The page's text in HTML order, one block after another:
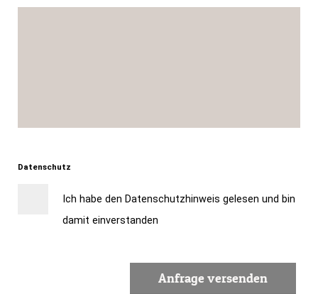
Datenschutz
Ich habe den Datenschutzhinweis gelesen und bin
damit einverstanden